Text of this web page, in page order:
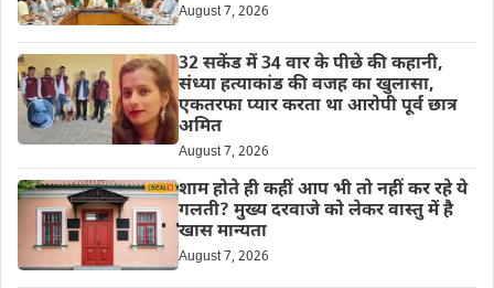
August 7, 2026
32 सकेंड में 34 वार के पीछे की कहानी,
संध्या हत्याकांड की वजह का खुलासा,
एकतरफा प्यार करता था आरोपी पूर्व छात्र
अमित
August 7, 2026
शाम होते ही कहीं आप भी तो नहीं कर रहे ये
गलती? मुख्य दरवाजे को लेकर वास्तु में है
खास मान्यता
August 7, 2026